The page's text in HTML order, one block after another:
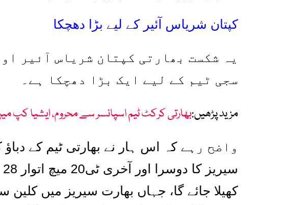
کپتان شریاس آئیر کے لیے بڑا دھچکا
یہ شکست بھارتی کپتان شریاس آئیر
سجی ٹیم کے لیے ایک بڑا دھچکا ہے۔
مزید پڑھیں:بھارتی کرکٹ ٹیم اسپانسر سے محروم، ایشیا
واضح رہے کہ اس ہار نے بھارتی ٹیم کے
سیریز کا دوسرا اور آخری ٹی20 میچ اتوار 28
کھیلا جائے گا، جہاں بھارت سیریز میں